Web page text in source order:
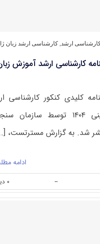
کارشناسی ارشد, کارشناسی ارشد زبان
کارشناسی ارشد آموزش
کلیدی کنکور کارشناسی
آموزش زبان ژاپنی ۱۴۰۴ توسط
شد. به گزارش مسترتست،
ادامه
-- ۰ دیدگاه